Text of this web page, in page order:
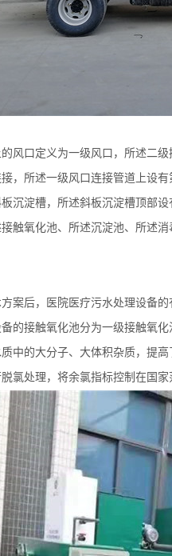
风口定义为一级风口，所述二
，所述一级风口连接管道上设
沉淀槽，所述斜板沉淀槽顶部设
触氧化池、所述沉淀池、所述
案后， 医院医疗污水处理设备的
的接触氧化池分为一级接触氧
中的大分子、大体积杂质，提
氯处理，将余氯指标控制在国